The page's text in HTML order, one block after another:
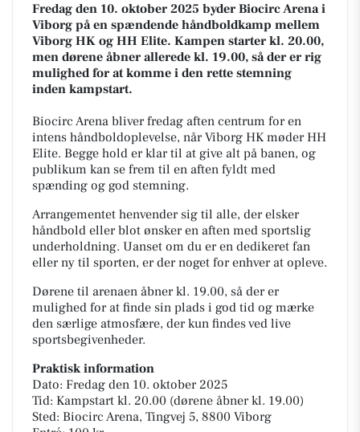
Fredag den 10. oktober 2025 byder Biocirc Arena i
Viborg på en spændende håndboldkamp mellem
Viborg HK og HH Elite. Kampen starter kl. 20.00,
men dørene åbner allerede kl. 19.00, så der er rig
mulighed for at komme i den rette stemning
inden kampstart.
Biocirc Arena bliver fredag aften centrum for en
intens håndboldoplevelse, når Viborg HK møder HH
Elite. Begge hold er klar til at give alt på banen, og
publikum kan se frem til en aften fyldt med
spænding og god stemning.
Arrangementet henvender sig til alle, der elsker
håndbold eller blot ønsker en aften med sportslig
underholdning. Uanset om du er en dedikeret fan
eller ny til sporten, er der noget for enhver at opleve.
Dørene til arenaen åbner kl. 19.00, så der er
mulighed for at finde sin plads i god tid og mærke
den særlige atmosfære, der kun findes ved live
sportsbegivenheder.
Praktisk information
Dato: Fredag den 10. oktober 2025
Tid: Kampstart kl. 20.00 (dørene åbner kl. 19.00)
Sted: Biocirc Arena, Tingvej 5, 8800 Viborg